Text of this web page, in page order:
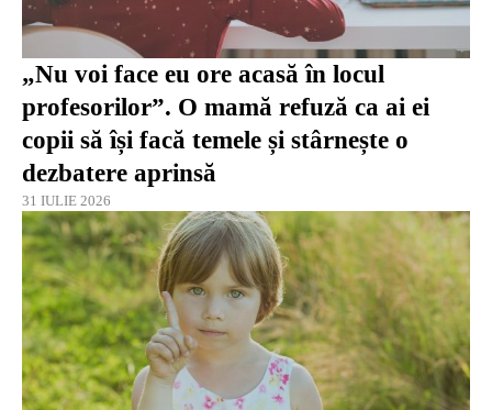
„Nu voi face eu ore acasă în locul
profesorilor”. O mamă refuză ca ai ei
copii să își facă temele și stârnește o
dezbatere aprinsă
31 IULIE 2026